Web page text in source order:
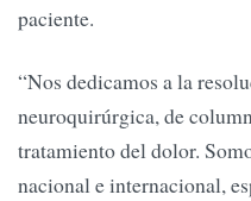
paciente.
“Nos dedicamos a la
neuroquirúrgica, de
tratamiento del dolor.
nacional e internacional,